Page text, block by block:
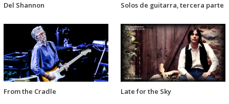
Del Shannon Solos de guitarra, tercera parte
From the Cradle Late for the Sky